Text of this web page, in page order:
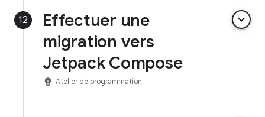
12
Effectuer une
migration vers
Jetpack Compose
keyboard_arrow_down
emoji_objects Atelier de programmation